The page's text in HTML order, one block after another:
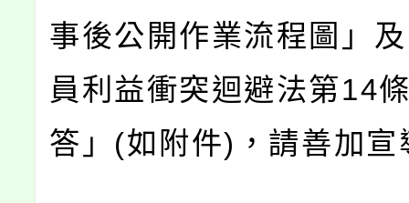
事後公開作業流程圖」
員利益衝突迴避法第14
答」(如附件)，請善加宣